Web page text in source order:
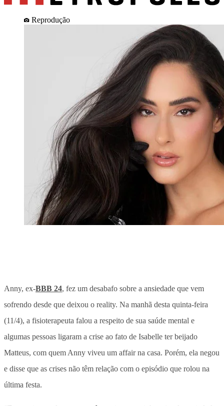
Reprodução
Anny, ex-BBB 24, fez um desabafo sobre a ansiedade que vem
sofrendo desde que deixou o reality. Na manhã desta quinta-feira
(11/4), a fisioterapeuta falou a respeito de sua saúde mental e
algumas pessoas ligaram a crise ao fato de Isabelle ter beijado
Matteus, com quem Anny viveu um affair na casa. Porém, ela negou
e disse que as crises não têm relação com o episódio que rolou na
última festa.